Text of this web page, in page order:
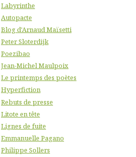
Labyrinthe
Autopacte
Blog d'Arnaud Maïsetti
Peter Sloterdijk
Poezibao
Jean-Michel Maulpoix
Le printemps des poètes
Hyperfiction
Rebuts de presse
Litote en tête
Lignes de fuite
Emmanuelle Pagano
Philippe Sollers